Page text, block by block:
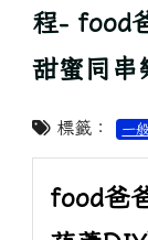
程- food
甜蜜同串
標籤： 一
food爸